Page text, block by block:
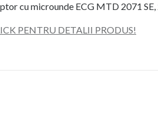
cu microunde ECG MTD 2071
PENTRU DETALII PRODUS!